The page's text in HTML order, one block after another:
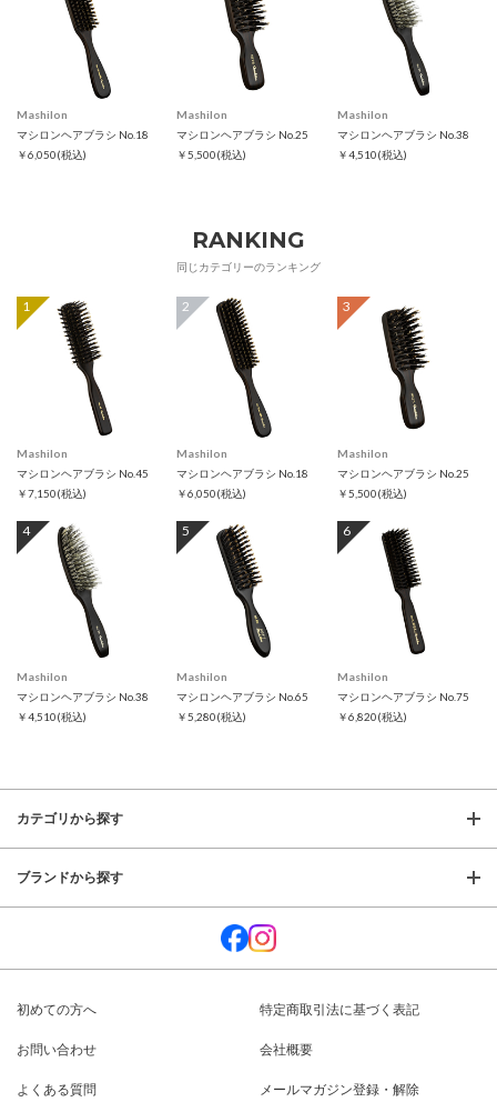
Mashilon
マシロンヘアブラシ No.18
￥6,050(税込)
Mashilon
マシロンヘアブラシ No.25
￥5,500(税込)
Mashilon
マシロンヘアブラシ No.38
￥4,510(税込)
RANKING
同じカテゴリーのランキング
1
Mashilon
マシロンヘアブラシ No.45
￥7,150(税込)
2
Mashilon
マシロンヘアブラシ No.18
￥6,050(税込)
3
Mashilon
マシロンヘアブラシ No.25
￥5,500(税込)
4
Mashilon
マシロンヘアブラシ No.38
￥4,510(税込)
5
Mashilon
マシロンヘアブラシ No.65
￥5,280(税込)
6
Mashilon
マシロンヘアブラシ No.75
￥6,820(税込)
カテゴリから探す
ブランドから探す
初めての方へ 特定商取引法に基づく表記
お問い合わせ 会社概要
よくある質問 メールマガジン登録・解除